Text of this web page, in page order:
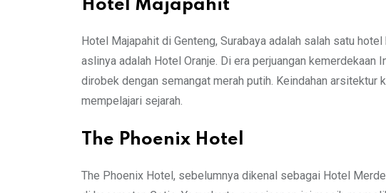
Hotel Majapahit
Hotel Majapahit di Genteng, Surabaya adalah salah satu
aslinya adalah Hotel Oranje. Di era perjuangan
dirobek dengan semangat merah putih. Keindahan
mempelajari sejarah.
The Phoenix Hotel
The Phoenix Hotel, sebelumnya dikenal sebagai Hotel